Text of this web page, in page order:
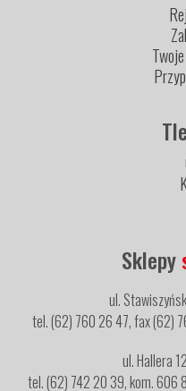
Sklepy
ul.
tel. (62) 760 26 47, fax (62)
ul. Hallera
tel. (62) 742 20 39, kom. 606